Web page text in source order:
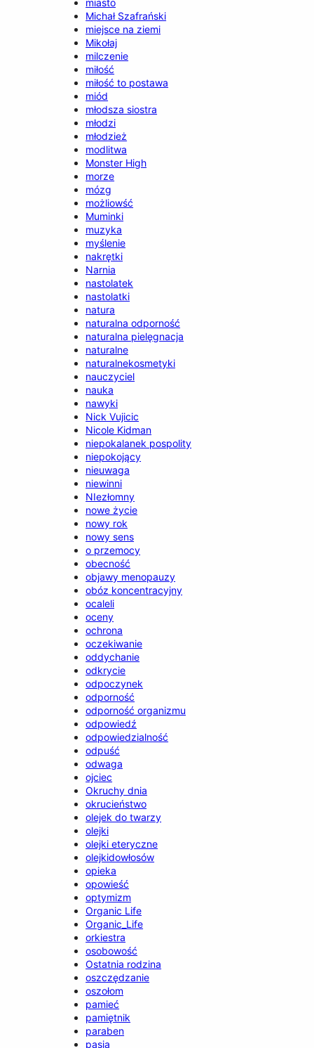
Michał Szafrański
miejsce na ziemi
Mikołaj
milczenie
miłość
miłość to postawa
miód
młodsza siostra
młodzi
młodzież
modlitwa
Monster High
morze
mózg
możliowść
Muminki
muzyka
myślenie
nakrętki
Narnia
nastolatek
nastolatki
natura
naturalna odporność
naturalna pielęgnacja
naturalne
naturalnekosmetyki
nauczyciel
nauka
nawyki
Nick Vujicic
Nicole Kidman
niepokalanek pospolity
niepokojący
nieuwaga
niewinni
NIezłomny
nowe życie
nowy rok
nowy sens
o przemocy
obecność
objawy menopauzy
obóz koncentracyjny
ocaleli
oceny
ochrona
oczekiwanie
oddychanie
odkrycie
odpoczynek
odporność
odporność organizmu
odpowiedź
odpowiedzialność
odpuść
odwaga
ojciec
Okruchy dnia
okrucieństwo
olejek do twarzy
olejki
olejki eteryczne
olejkidowłosów
opieka
opowieść
optymizm
Organic Life
Organic_Life
orkiestra
osobowość
Ostatnia rodzina
oszczędzanie
oszołom
pamieć
pamiętnik
paraben
pasja